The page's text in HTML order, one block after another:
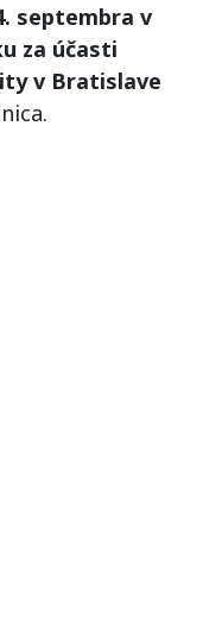
septembra v
za účasti
v Bratislave